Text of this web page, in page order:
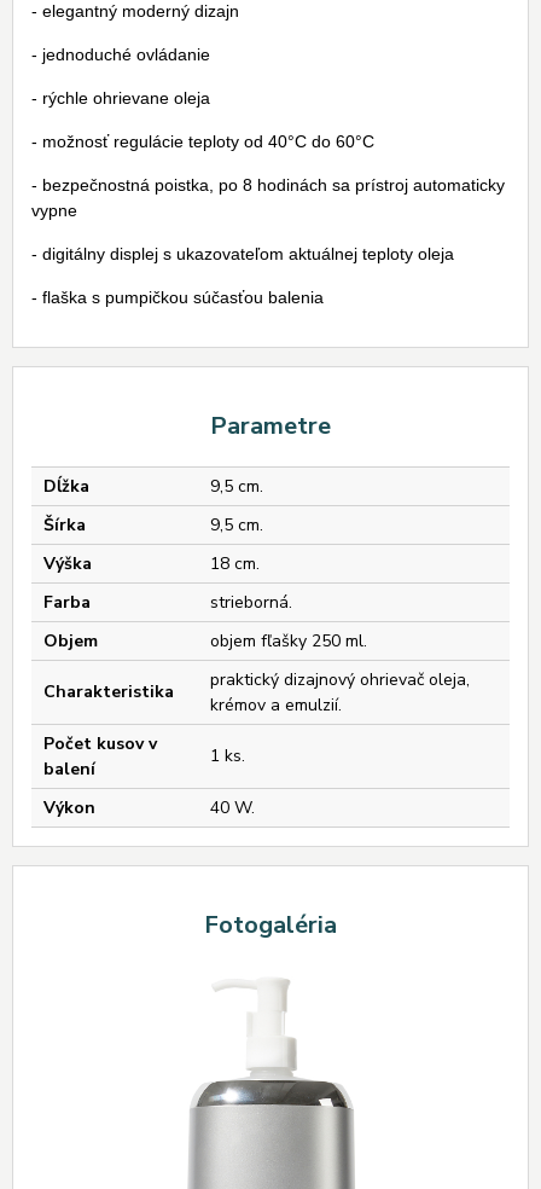
- elegantný moderný dizajn
- jednoduché ovládanie
- rýchle ohrievane oleja
- možnosť regulácie teploty od 40°C do 60°C
- bezpečnostná poistka, po 8 hodinách sa prístroj automaticky
vypne
- digitálny displej s ukazovateľom aktuálnej teploty oleja
- flaška s pumpičkou súčasťou balenia
Parametre
Dĺžka
9,5 cm.
Šírka
9,5 cm.
Výška
18 cm.
Farba
strieborná.
Objem
objem fľašky 250 ml.
Charakteristika
praktický dizajnový ohrievač oleja,
krémov a emulzií.
Počet kusov v
balení
1 ks.
Výkon 40 W.
Fotogaléria